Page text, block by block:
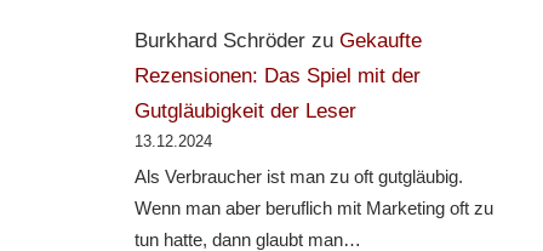
Burkhard Schröderzu Gekaufte
Rezensionen: Das Spiel mit der
Gutgläubigkeit der Leser
13.12.2024
Als Verbraucher ist man zu oft gutgläubig.
Wenn man aber beruflich mit Marketing oft zu
tun hatte, dann glaubt man…